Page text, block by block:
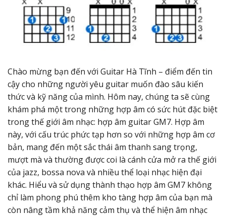
Chào mừng bạn đến với Guitar Hà Tĩnh – điểm đến tin
cậy cho những người yêu guitar muốn đào sâu kiến
thức và kỹ năng của mình. Hôm nay, chúng ta sẽ cùng
khám phá một trong những hợp âm có sức hút đặc biệt
trong thế giới âm nhạc: hợp âm guitar GM7. Hợp âm
này, với cấu trúc phức tạp hơn so với những hợp âm cơ
bản, mang đến một sắc thái âm thanh sang trọng,
mượt mà và thường được coi là cánh cửa mở ra thế giới
của jazz, bossa nova và nhiều thể loại nhạc hiện đại
khác. Hiểu và sử dụng thành thạo hợp âm GM7 không
chỉ làm phong phú thêm kho tàng hợp âm của bạn mà
còn nâng tầm khả năng cảm thụ và thể hiện âm nhạc